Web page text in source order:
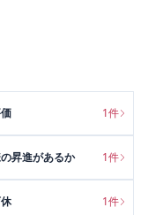
1件
昇進があるか 1件
1件